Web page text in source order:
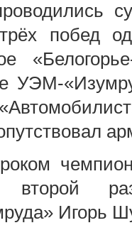
побед
УЭМ-
второй
Игорь